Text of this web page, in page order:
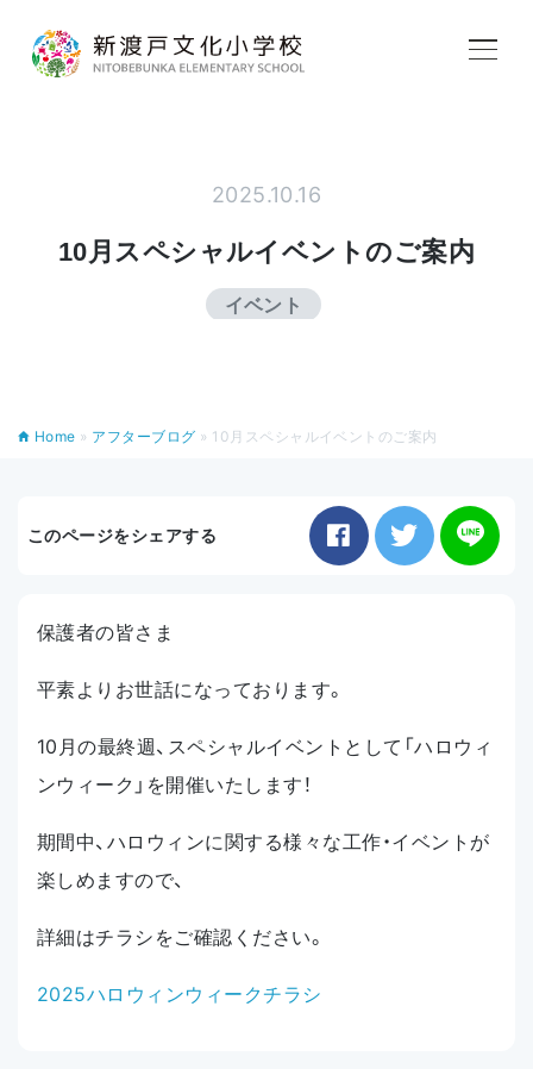
2025.10.16
10月スペシャルイベントのご案内
イベント
Home » アフターブログ » 10月スペシャルイベントのご案内
このページをシェアする
保護者の皆さま
平素よりお世話になっております。
10月の最終週、スペシャルイベントとして「ハロウィ
ンウィーク」を開催いたします！
期間中、ハロウィンに関する様々な工作・イベントが
楽しめますので、
詳細はチラシをご確認ください。
2025ハロウィンウィークチラシ